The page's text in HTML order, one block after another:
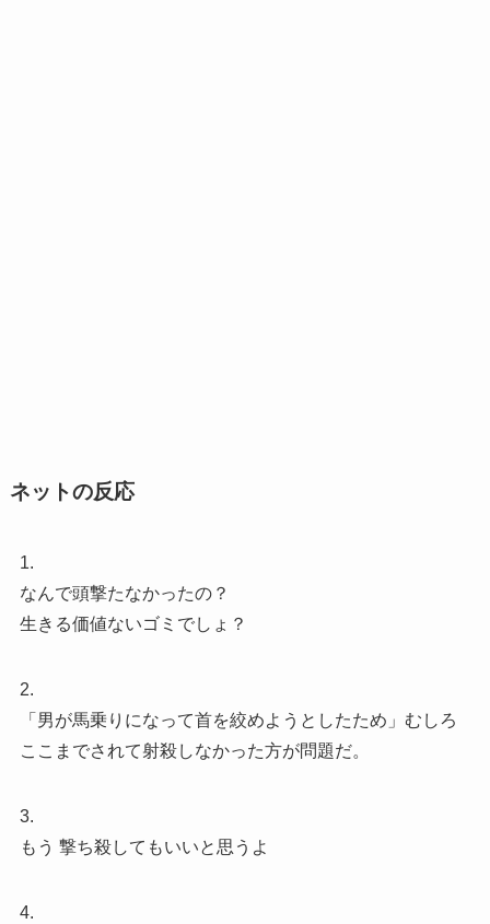
ネットの反応
1.
なんで頭撃たなかったの？
生きる価値ないゴミでしょ？
2.
「男が馬乗りになって首を絞めようとしたため」むしろ
ここまでされて射殺しなかった方が問題だ。
3.
もう 撃ち殺してもいいと思うよ
4.